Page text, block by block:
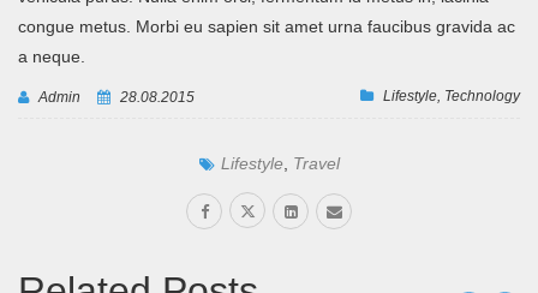
congue metus. Morbi eu sapien sit amet urna faucibus gravida ac
a neque.
Admin 28.08.2015 Lifestyle Technology
Lifestyle, Travel